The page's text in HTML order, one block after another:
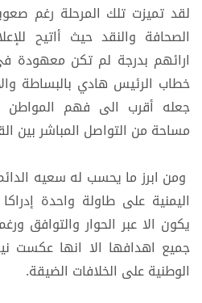
لقد تميزت تلك المرحلة رغم
الصحافة والنقد حيث أاتيح
ارائهم بدرجة لم تكن معهودة
خطاب الرئيس هادي بالبساطة
جعله أقرب الى فهم
مساحة من التواصل المباشر بين
ومن ابرز ما يحسب له سعيه
اليمنية على طاولة واحدة
يكون الا عبر الحوار والتوافق
جميع اهدافها الا انها عكست
الوطنية على الخلافات الضيقة.